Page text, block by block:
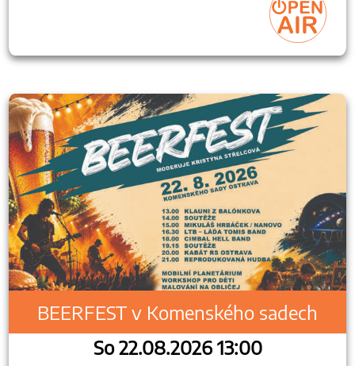
BEERFEST v Komenského sadech
So 22.08.2026 13:00